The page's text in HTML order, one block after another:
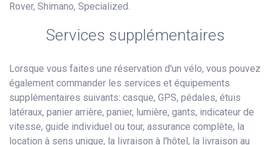
Rover, Shimano, Specialized.
Services supplémentaires
Lorsque vous faites une réservation d'un vélo, vous pouvez
également commander les services et équipements
supplémentaires suivants: casque, GPS, pédales, étuis
latéraux, panier arrière, panier, lumière, gants, indicateur de
vitesse, guide individuel ou tour, assurance complète, la
location à sens unique, la livraison à l'hôtel, la livraison au